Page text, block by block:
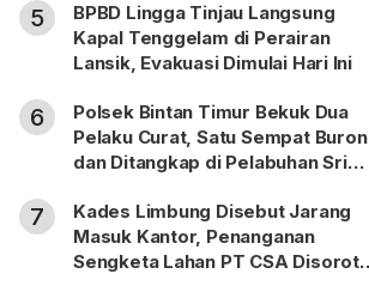
5
BPBD Lingga Tinjau Langsung
Kapal Tenggelam di Perairan
Lansik, Evakuasi Dimulai Hari Ini
6
Polsek Bintan Timur Bekuk Dua
Pelaku Curat, Satu Sempat Buron
dan Ditangkap di Pelabuhan Sri
7
Kades Limbung Disebut Jarang
Masuk Kantor, Penanganan
Sengketa Lahan PT CSA Disorot